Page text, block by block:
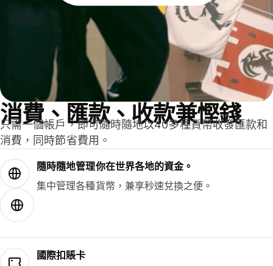
消費、匯款、收款兼慳錢
只需一個帳戶，即可隨時隨地以40多種貨幣收發匯款和
消費，同時節省費用。
隨時隨地管理你在世界各地的資金。
集中管理各種貨幣，兼享秒速兌換之便。
國際扣賬卡